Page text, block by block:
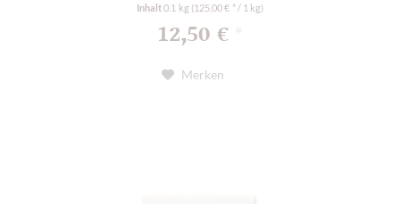
Inhalt0.1 kg (125,00 € * / 1 kg)
12,50 €
Merken